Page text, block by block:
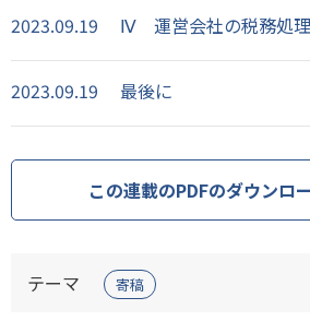
2023.09.19 Ⅳ 運営会社の税務処理
2023.09.19 最後に
この連載のPDFのダウンロ
テーマ 寄稿